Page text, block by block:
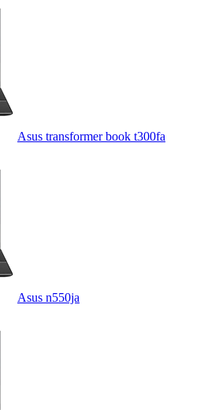
Asus transformer book t300fa
Asus n550ja